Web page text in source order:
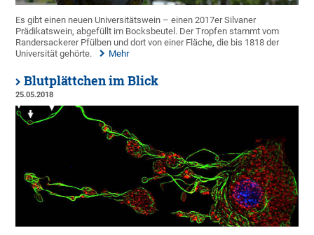
Es gibt einen neuen Universitätswein – einen 2017er Silvaner
Prädikatswein, abgefüllt im Bocksbeutel. Der Tropfen stammt vom
Randersackerer Pfülben und dort von einer Fläche, die bis 1818 der
Universität gehörte.
Mehr
Blutplättchen im Blick
25.05.2018